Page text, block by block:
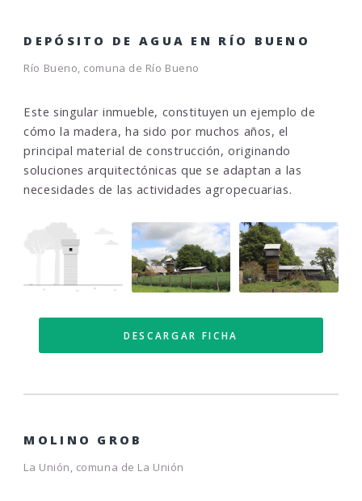
DEPÓSITO DE AGUA EN RÍO BUENO
Río Bueno, comuna de Río Bueno
Este singular inmueble, constituyen un ejemplo de
cómo la madera, ha sido por muchos años, el
principal material de construcción, originando
soluciones arquitectónicas que se adaptan a las
necesidades de las actividades agropecuarias.
DESCARGAR FICHA
MOLINO GROB
La Unión, comuna de La Unión